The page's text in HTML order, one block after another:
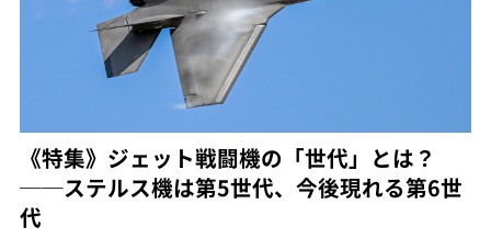
《特集》ジェット戦闘機の「世代」とは？
──ステルス機は第5世代、今後現れる第6世
代